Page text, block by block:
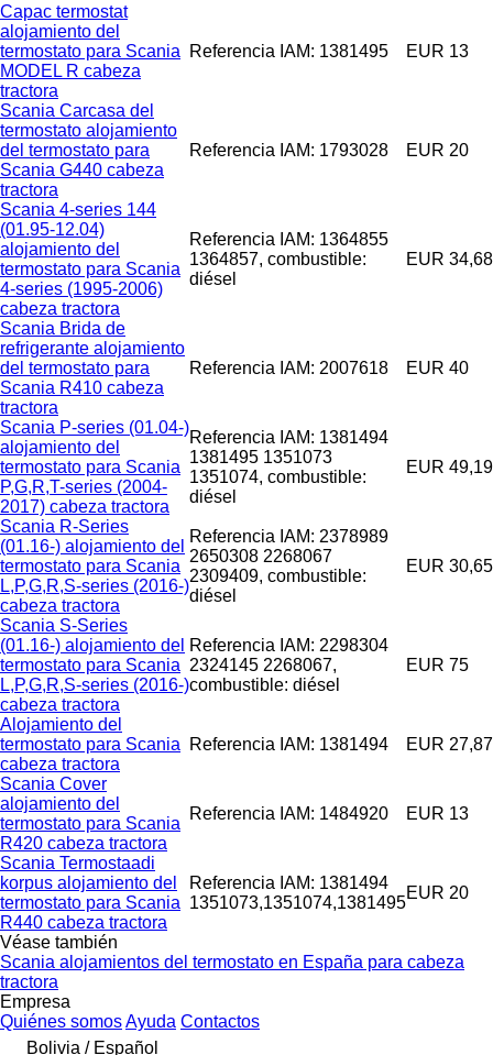
Capac termostat
alojamiento del
termostato para Scania
MODEL R cabeza
tractora
Referencia IAM: 1381495 EUR 13
Scania Carcasa del
termostato alojamiento
del termostato para
Scania G440 cabeza
tractora
Referencia IAM: 1793028 EUR 20
Scania 4-series 144
(01.95-12.04)
alojamiento del
termostato para Scania
4-series (1995-2006)
cabeza tractora
Referencia IAM: 1364855
1364857, combustible:
diésel
EUR 34,68
Scania Brida de
refrigerante alojamiento
del termostato para
Scania R410 cabeza
tractora
Referencia IAM: 2007618 EUR 40
Scania P-series (01.04-)
alojamiento del
termostato para Scania
P,G,R,T-series (2004-
2017) cabeza tractora
Referencia IAM: 1381494
1381495 1351073
1351074, combustible:
diésel
EUR 49,19
Scania R-Series
(01.16-) alojamiento del
termostato para Scania
L,P,G,R,S-series (2016-)
cabeza tractora
Referencia IAM: 2378989
2650308 2268067
2309409, combustible:
diésel
EUR 30,65
Scania S-Series
(01.16-) alojamiento del
termostato para Scania
L,P,G,R,S-series (2016-)
cabeza tractora
Referencia IAM: 2298304
2324145 2268067,
combustible: diésel
EUR 75
Alojamiento del
termostato para Scania
cabeza tractora
Referencia IAM: 1381494 EUR 27,87
Scania Cover
alojamiento del
termostato para Scania
R420 cabeza tractora
Referencia IAM: 1484920 EUR 13
Scania Termostaadi
korpus alojamiento del
termostato para Scania
R440 cabeza tractora
Referencia IAM: 1381494
1351073,1351074,1381495
EUR 20
Véase también
Scania alojamientos del termostato en España para cabeza
tractora
Empresa
Quiénes somosAyuda Contactos
Bolivia / Español